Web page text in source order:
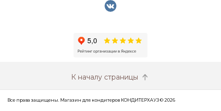
К началу страницы
Все права защищены. Магазин для кондитеров КОНДИТЕРХАУЗ © 2026